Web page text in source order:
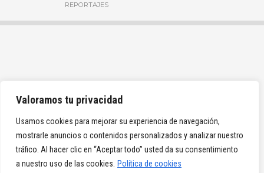
Valoramos tu privacidad
Usamos cookies para mejorar su experiencia de navegación,
mostrarle anuncios o contenidos personalizados y analizar nuestro
tráfico. Al hacer clic en “Aceptar todo” usted da su consentimiento
a nuestro uso de las cookies.
Política de cookies
REPORTAJES